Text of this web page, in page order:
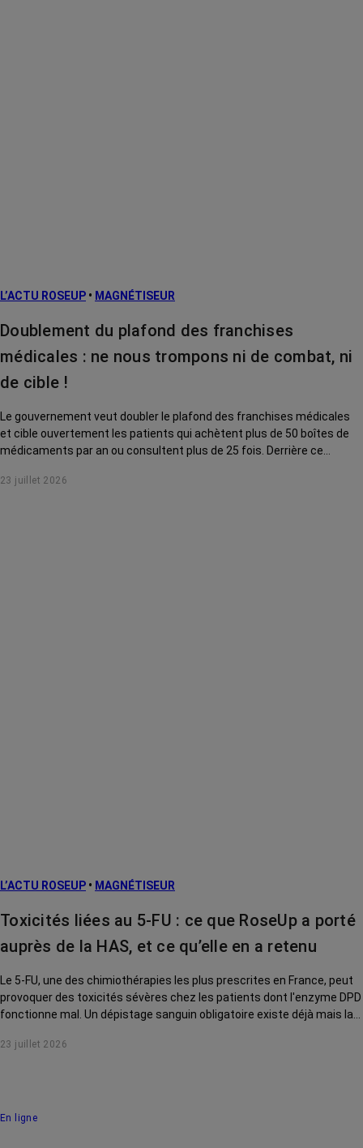
L’ACTU ROSEUP • MAGNÉTISEUR
Doublement du plafond des franchises
médicales : ne nous trompons ni de combat, ni
de cible !
Le gouvernement veut doubler le plafond des franchises médicales
et cible ouvertement les patients qui achètent plus de 50 boîtes de
médicaments par an ou consultent plus de 25 fois. Derrière ce
chroniques, et en premier lieu les personnes touchées par un cancer,
23 juillet 2026
L’ACTU ROSEUP • MAGNÉTISEUR
Toxicités liées au 5-FU : ce que RoseUp a porté
auprès de la HAS, et ce qu’elle en a retenu
Le 5-FU, une des chimiothérapies les plus prescrites en France, peut
provoquer des toxicités sévères chez les patients dont l'enzyme DPD
fonctionne mal. Un dépistage sanguin obligatoire existe déjà mais la
elle aussi, devenir systématique. RoseUp a donné son avis. Voici ce
23 juillet 2026
En ligne